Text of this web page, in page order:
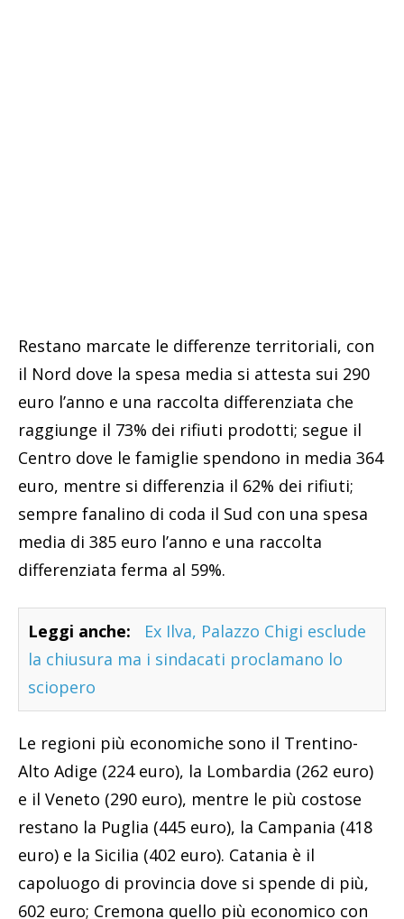
Restano marcate le differenze territoriali, con
il Nord dove la spesa media si attesta sui 290
euro l’anno e una raccolta differenziata che
raggiunge il 73% dei rifiuti prodotti; segue il
Centro dove le famiglie spendono in media 364
euro, mentre si differenzia il 62% dei rifiuti;
sempre fanalino di coda il Sud con una spesa
media di 385 euro l’anno e una raccolta
differenziata ferma al 59%.
Leggi anche:
Ex Ilva, Palazzo Chigi esclude
la chiusura ma i sindacati proclamano lo
sciopero
Le regioni più economiche sono il Trentino-
Alto Adige (224 euro), la Lombardia (262 euro)
e il Veneto (290 euro), mentre le più costose
restano la Puglia (445 euro), la Campania (418
euro) e la Sicilia (402 euro). Catania è il
capoluogo di provincia dove si spende di più,
602 euro; Cremona quello più economico con